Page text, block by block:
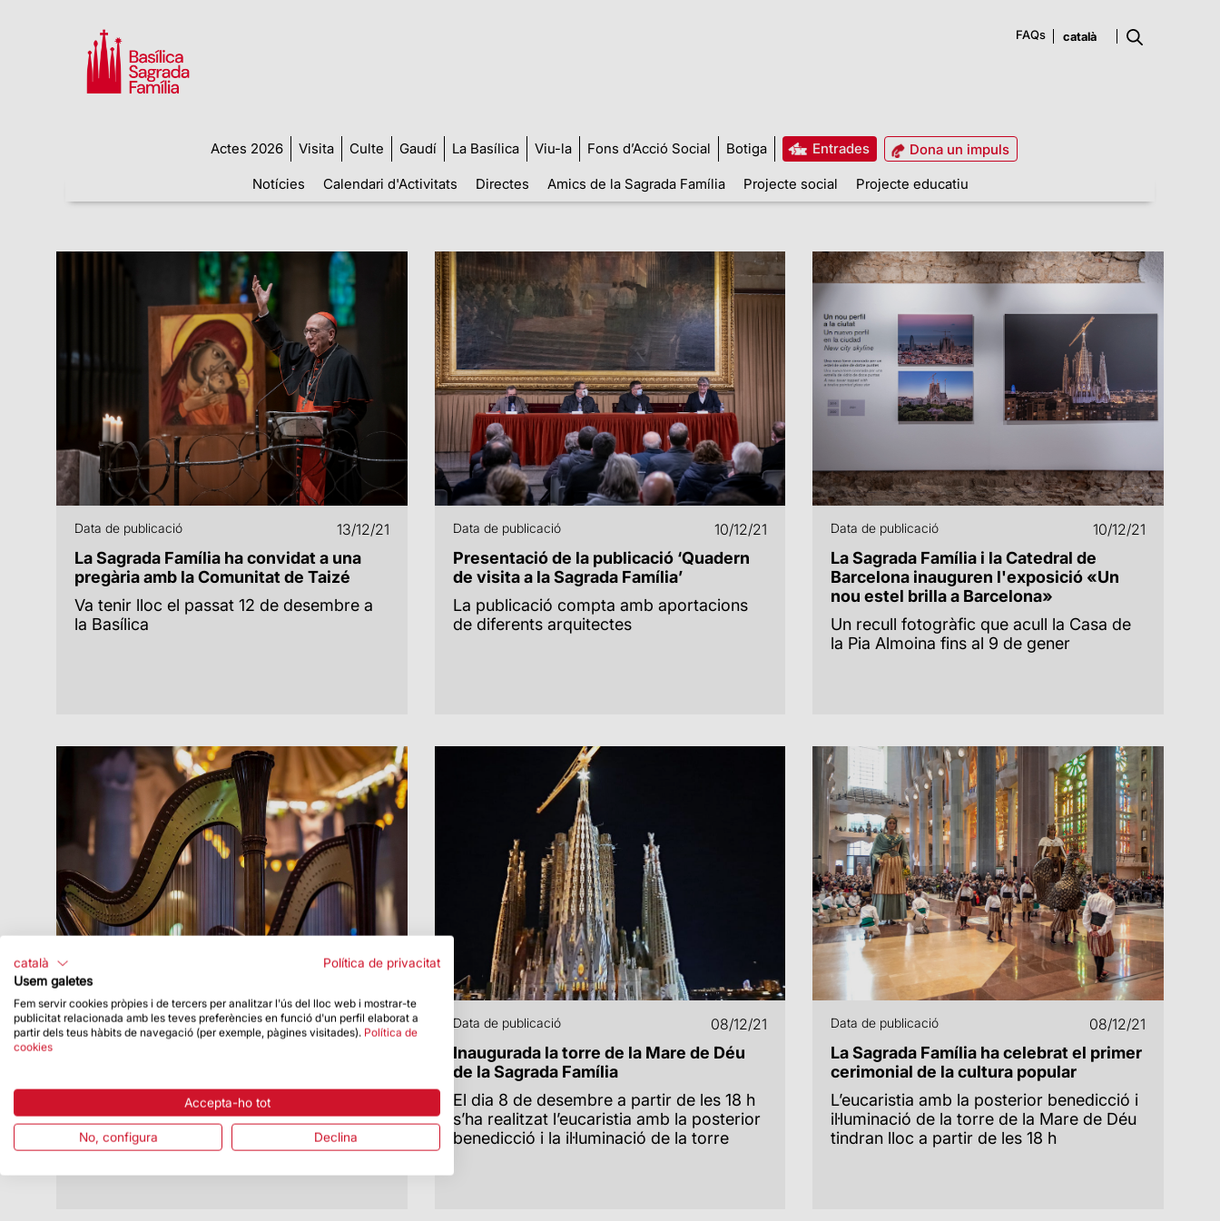
FAQs
Actes 2026 Visita Culte Gaudí La Basílica Viu-la Fons d’Acció Social Botiga Entrades
Dona un impuls
Notícies
Calendari d'Activitats Directes Amics de la Sagrada Família Projecte social Projecte educatiu
Data de publicació 13/12/21
La Sagrada Família ha convidat a una
pregària amb la Comunitat de Taizé
Va tenir lloc el passat 12 de desembre a
la Basílica
Data de publicació 10/12/21
Presentació de la publicació ‘Quadern
de visita a la Sagrada Família’
La publicació compta amb aportacions
de diferents arquitectes
Data de publicació 10/12/21
La Sagrada Família i la Catedral de
Barcelona inauguren l'exposició «Un
nou estel brilla a Barcelona»
Un recull fotogràfic que acull la Casa de
la Pia Almoina fins al 9 de gener
Data de publicació 09/12/21
Basílica amb l’Escolania de Montserrat
S’han sortejat 700 entrades entre totes
les persones inscrites
Data de publicació 08/12/21
Inaugurada la torre de la Mare de Déu
de la Sagrada Família
El dia 8 de desembre a partir de les 18 h
s’ha realitzat l’eucaristia amb la posterior
benedicció i la il·luminació de la torre
Data de publicació 08/12/21
La Sagrada Família ha celebrat el primer
cerimonial de la cultura popular
L’eucaristia amb la posterior benedicció i
il·luminació de la torre de la Mare de Déu
tindran lloc a partir de les 18 h
català
Política de privacitat
Usem galetes
Fem servir cookies pròpies i de tercers per analitzar l'ús del lloc web i mostrar-te
publicitat relacionada amb les teves preferències en funció d'un perfil elaborat a
partir dels teus hàbits de navegació (per exemple, pàgines visitades). Política de
cookies
Accepta-ho tot
No, configura Declina